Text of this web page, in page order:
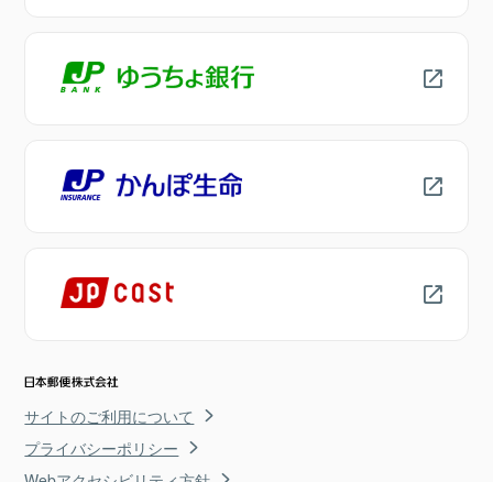
サイトのご利用について
プライバシーポリシー